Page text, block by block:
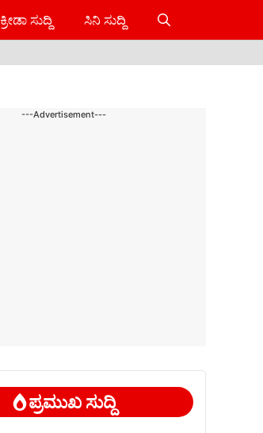
ಕ್ರೀಡಾ ಸುದ್ದಿ ಸಿನಿ ಸುದ್ದಿ
---Advertisement---
ಪ್ರಮುಖ ಸುದ್ದಿ